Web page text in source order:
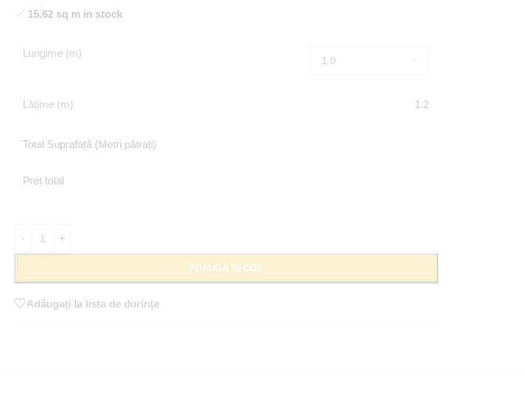
15.62 sq m in stock
Lungime (m)
Lățime (m) 1.2
Total Suprafață (Metri pătrați)
Preț total
ADAUGĂ ÎN COȘ
Adăugați la lista de dorințe